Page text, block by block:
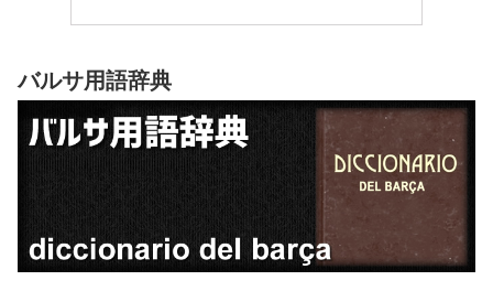
バルサ用語辞典